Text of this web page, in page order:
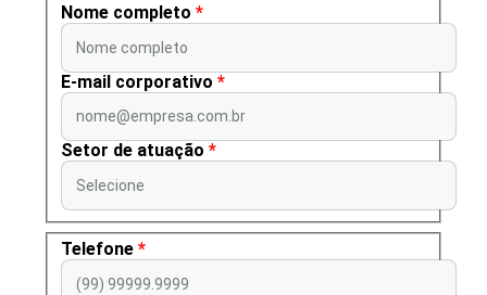
Nome completo *
Nome completo
E-mail corporativo *
nome@empresa.com.br
Setor de atuação *
Selecione
Telefone *
(99) 99999.9999